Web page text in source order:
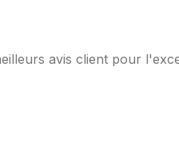
avis client pour